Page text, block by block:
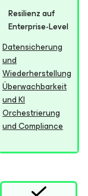
Resilienz auf
Enterprise-Level
Datensicherung
und
Wiederherstellung
Überwachbarkeit
und KI
Orchestrierung
und Compliance